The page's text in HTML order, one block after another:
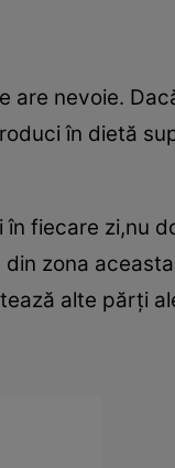
are nevoie.
în dietă
fiecare zi,nu
zona
alte părţi